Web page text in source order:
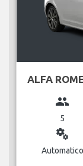
ALFA
group
5
miscellaneous_services
Automatico